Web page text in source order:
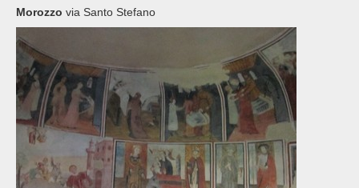
Morozzo via Santo Stefano